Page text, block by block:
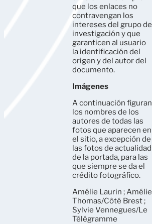
que los enlaces no
contravengan los
intereses del grupo de
investigación y que
garanticen al usuario
la identificación del
origen y del autor del
documento.
Imágenes
A continuación figuran
los nombres de los
autores de todas las
fotos que aparecen en
el sitio, a excepción de
las fotos de actualidad
de la portada, para las
que siempre se da el
crédito fotográfico.
Amélie Laurin ; Amélie
Thomas/Côté Brest ;
Sylvie Vennegues/Le
Télégramme